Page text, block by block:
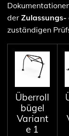
der
zuständigen
Überroll
bügel
Variant
e 1